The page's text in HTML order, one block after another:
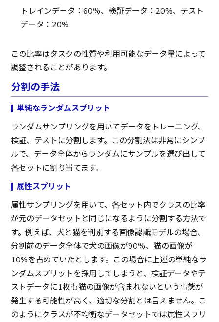
トレインデータ：60％、検証データ：20%、テスト
データ：20%
この比率はタスクの性質や利用可能なデータ量によって
調整されることがあります。
分割の手法
単純なランダムスプリット
ランダムサンプリングを用いてデータをトレーニング、
検証、テストに分割します。この分割法は非常にシンプ
ルで、データ全体からランダムにサンプルを選び出して
各セットに割り当てます。
属性スプリット
属性サンプリングを用いて、各セット内でクラスの比率
が元のデータセットと同じになるように分割する方法で
す。例えば、犬と猫を判別する画像認識モデルの場合、
分割前のデータ全体で犬の画像が90％、猫の画像が
10%を占めていたとします。この場合に上述の単純なラ
ンダムスプリットを採用してしまうと、検証データやテ
ストデータに1枚も猫の画像が含まれないという事態が
発生する可能性が高く、適切な分割とは言えません。こ
のようにクラスが不均衡なデータセットでは属性スプリ